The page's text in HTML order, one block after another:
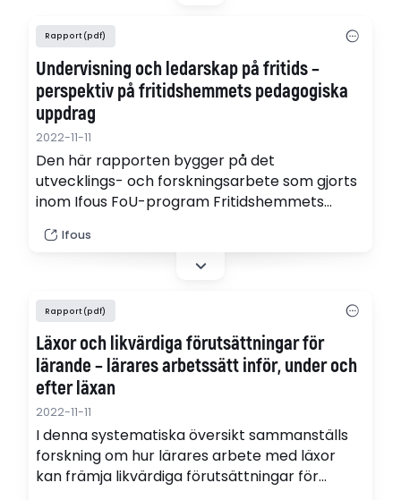
Rapport (pdf)
Undervisning och ledarskap på fritids –
perspektiv på fritidshemmets pedagogiska
uppdrag
2022-11-11
Den här rapporten bygger på det
utvecklings- och forskningsarbete som gjorts
inom Ifous FoU-program Fritidshemmets
mellan 2019 och 2022. (pdf)
Ifous
Rapport (pdf)
Läxor och likvärdiga förutsättningar för
lärande – lärares arbetssätt inför, under och
efter läxan
2022-11-11
I denna systematiska översikt sammanställs
forskning om hur lärares arbete med läxor
kan främja likvärdiga förutsättningar för